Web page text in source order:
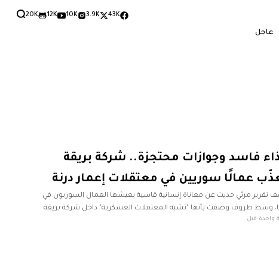
عاجل
43K
3.9K
10K
12K
20K
فاسد وجوازات محتجزة.. شركة بريقة
عمالًا سوريين في معتقلات إعمار درنة
تقرير مرئي حديث عن معاناة إنسانية قاسية يعيشها العمال السوريون في
وسط ظروف وصفت بأنها "تشبه المعتقلات العسكرية" داخل شركة بريقة
في بنغازي. أزمة مئات العمال وصرخةواحدة قبل